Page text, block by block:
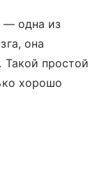
— одна из
она
Такой простой
хорошо